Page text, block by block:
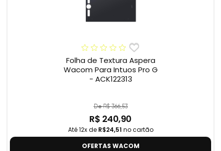
Folha de Textura Aspera
Wacom Para Intuos Pro G
- ACK122313
De R$ 366,53
R$ 240,90
Até 12x de R$24,51 no cartão
OFERTAS WACOM